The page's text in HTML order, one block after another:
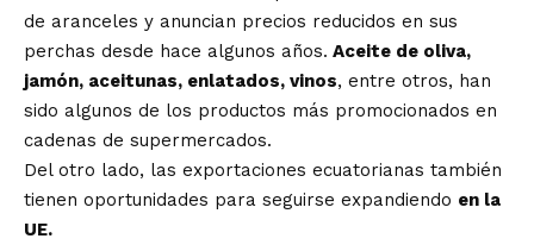
de aranceles y anuncian precios reducidos en sus
perchas desde hace algunos años. Aceite de oliva,
jamón, aceitunas, enlatados, vinos, entre otros, han
sido algunos de los productos más promocionados en
cadenas de supermercados.
Del otro lado, las exportaciones ecuatorianas también
tienen oportunidades para seguirse expandiendo en la
UE.